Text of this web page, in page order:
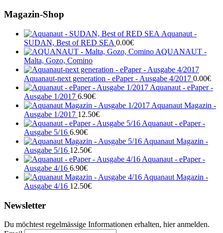
Magazin-Shop
Aquanaut -
SUDAN, Best of RED SEA 0.00€
AQUANAUT -
Malta, Gozo, Comino
Aquanaut-next generation - ePaper - Ausgabe 4/2017 0.00€
Aquanaut - ePaper -
Ausgabe 1/2017 6.90€
Aquanaut Magazin -
Ausgabe 1/2017 12.50€
Aquanaut - ePaper -
Ausgabe 5/16 6.90€
Aquanaut Magazin -
Ausgabe 5/16 12.50€
Aquanaut - ePaper -
Ausgabe 4/16 6.90€
Aquanaut Magazin -
Ausgabe 4/16 12.50€
Newsletter
Du möchtest regelmässige Informationen erhalten, hier anmelden.